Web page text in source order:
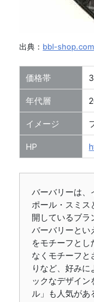
出典： bbl-shop.com
価格帯
年代層
イメージ
HP
バーバリーは、
ポール・スミス
開しているブラ
バーバリーとい
をモチーフとし
なくモチーフと
りなど、好み
ックなデザイ
ル」も人気があ